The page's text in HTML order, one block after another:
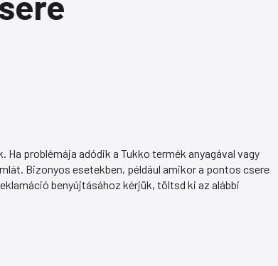
problémája adódik a Tukko termék anyagával vagy
Bizonyos esetekben, például amikor a pontos csere
benyújtásához kérjük, töltsd ki az alábbi